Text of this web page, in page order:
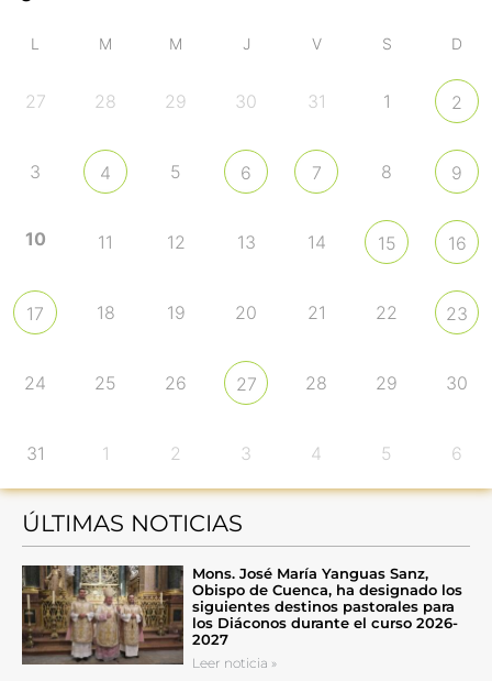
L M M J V S D
27 28 29 30 31 1 2
3 4 5 6 7 8 9
10 11 12 13 14 15 16
17 18 19 20 21 22 23
24 25 26 27 28 29 30
31 1 2 3 4 5 6
ÚLTIMAS NOTICIAS
Mons. José María Yanguas Sanz,
Obispo de Cuenca, ha designado los
siguientes destinos pastorales para
los Diáconos durante el curso 2026-
2027
Leer noticia »